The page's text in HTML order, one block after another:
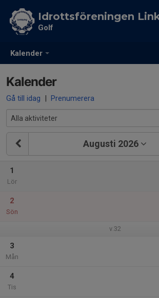
Kalender
Idrottsföreningen
Golf
Kalender
Gå till idag | Prenumerera
Augusti 2026
1
Lör
2
Sön
v.32
3
Mån
4
Tis